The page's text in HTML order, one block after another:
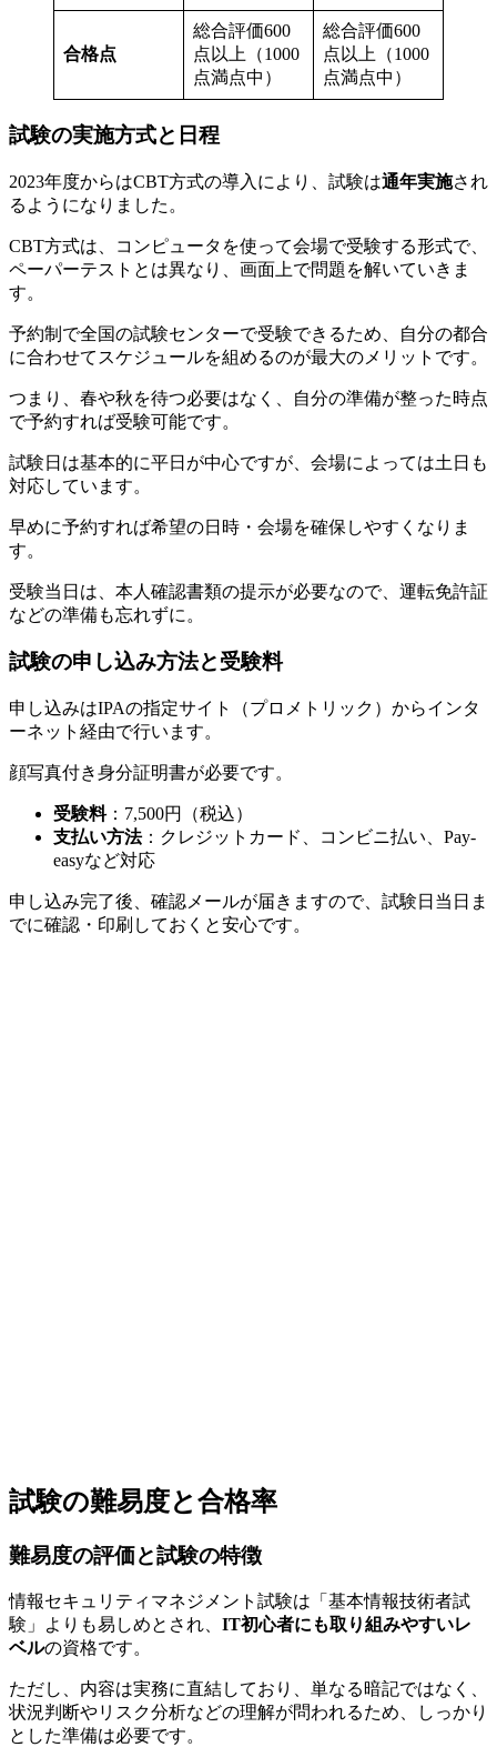
合格点
総合評価600
点以上（1000
点満点中）
総合評価600
点以上（1000
点満点中）
試験の実施方式と日程
2023年度からはCBT方式の導入により、試験は通年実施され
るようになりました。
CBT方式は、コンピュータを使って会場で受験する形式で、
ペーパーテストとは異なり、画面上で問題を解いていきま
す。
予約制で全国の試験センターで受験できるため、自分の都合
に合わせてスケジュールを組めるのが最大のメリットです。
つまり、春や秋を待つ必要はなく、自分の準備が整った時点
で予約すれば受験可能です。
試験日は基本的に平日が中心ですが、会場によっては土日も
対応しています。
早めに予約すれば希望の日時・会場を確保しやすくなりま
す。
受験当日は、本人確認書類の提示が必要なので、運転免許証
などの準備も忘れずに。
試験の申し込み方法と受験料
申し込みはIPAの指定サイト（プロメトリック）からインタ
ーネット経由で行います。
顔写真付き身分証明書が必要です。
受験料：7,500円（税込）
支払い方法：クレジットカード、コンビニ払い、Pay-
easyなど対応
申し込み完了後、確認メールが届きますので、試験日当日ま
でに確認・印刷しておくと安心です。
試験の難易度と合格率
難易度の評価と試験の特徴
情報セキュリティマネジメント試験は「基本情報技術者試
験」よりも易しめとされ、 IT初心者にも取り組みやすいレ
ベルの資格です。
ただし、内容は実務に直結しており、単なる暗記ではなく、
状況判断やリスク分析などの理解が問われるため、しっかり
とした準備は必要です。